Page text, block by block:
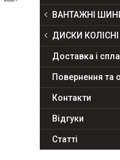
ВАНТАЖНІ
ДИСКИ КОЛІСНІ
Доставка і
Повернення та
Контакти
Відгуки
Статті